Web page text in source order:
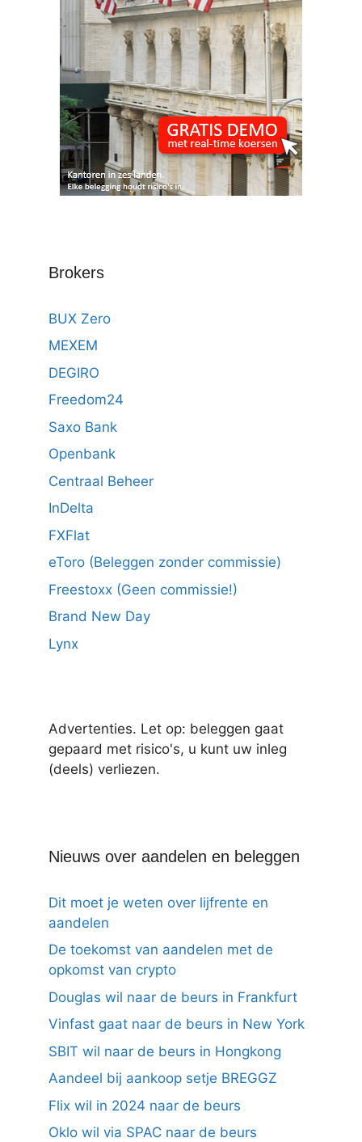
Brokers
BUX Zero
MEXEM
DEGIRO
Freedom24
Saxo Bank
Openbank
Centraal Beheer
InDelta
FXFlat
eToro (Beleggen zonder commissie)
Freestoxx (Geen commissie!)
Brand New Day
Lynx
Advertenties. Let op: beleggen gaat
gepaard met risico's, u kunt uw inleg
(deels) verliezen.
Nieuws over aandelen en beleggen
Dit moet je weten over lijfrente en
aandelen
De toekomst van aandelen met de
opkomst van crypto
Douglas wil naar de beurs in Frankfurt
Vinfast gaat naar de beurs in New York
SBIT wil naar de beurs in Hongkong
Aandeel bij aankoop setje BREGGZ
Flix wil in 2024 naar de beurs
Oklo wil via SPAC naar de beurs